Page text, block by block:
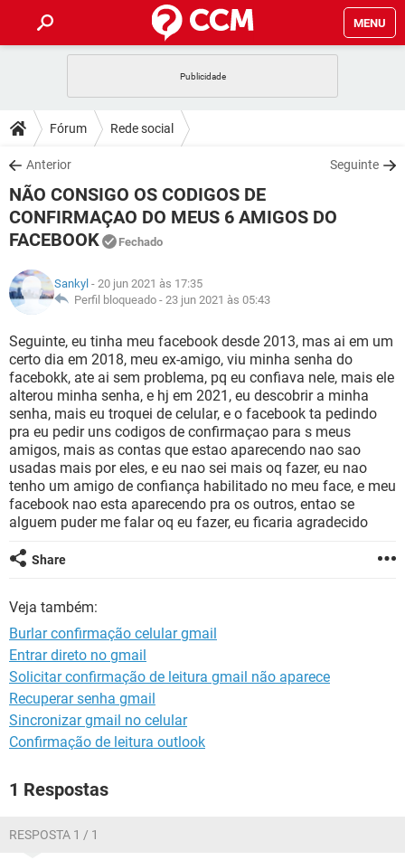
MENU
CELULAR
OUTLOOK
INSTAGRAM GMAIL
GUIA DE COMPRAS
DICAS
JOGOS
OUTLOOK EXCEL
INSTAGRAM
GUIA DE COMPRAS
DOWNLOADS
JOGOS WHATSAPP
CELULAR FACEBOOK
INSTAGRAM
GUIA DE COMPRAS
FÓRUM
JOGOS
CELULAR
OUTLOOK EXCEL
INSTAGRAM GMAIL
GUIA DE COMPRAS
JOGOS
CELULAR
OUTLOOK EXCEL
INSTAGRAM GMAIL
GUIA DE COMPRAS
Fórum Rede social
Anterior Seguinte
NÃO CONSIGO OS CODIGOS DE
CONFIRMAÇAO DO MEUS 6 AMIGOS DO
FACEBOOK
Fechado
Sankyl - 20 jun 2021 às 17:35
Perfil bloqueado - 23 jun 2021 às 05:43
Seguinte, eu tinha meu facebook desde 2013, mas ai em um
certo dia em 2018, meu ex-amigo, viu minha senha do
facebokk, ate ai sem problema, pq eu confiava nele, mais ele
alterou minha senha, e hj em 2021, eu descobrir a minha
senha, mais eu troquei de celular, e o facebook ta pedindo
pra eu pedir uns codigos de confirmaçao para s meus
amigos, mais as contas que estao aparecendo nao sao
usadas mais por eles, e eu nao sei mais oq fazer, eu nao
tenho um amigo de confiança habilitado no meu face, e meu
facebook nao esta aparecendo pra os outros, entao se
alguem puder me falar oq eu fazer, eu ficaria agradecido
Share
Veja também:
Burlar confirmação celular gmail
Entrar direto no gmail
Solicitar confirmação de leitura gmail não aparece
Recuperar senha gmail
Sincronizar gmail no celular
Confirmação de leitura outlook
1 Respostas
RESPOSTA 1 / 1